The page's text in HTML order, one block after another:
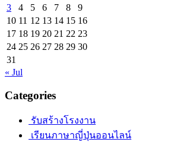
3
4 5 6 7 8
9
10 11 12 13 14 15 16
17 18 19 20 21 22 23
24 25 26 27 28 29 30
31
« Jul
Categories
รับสร้างโรงงาน
เรียนภาษาญี่ปุ่นออนไลน์